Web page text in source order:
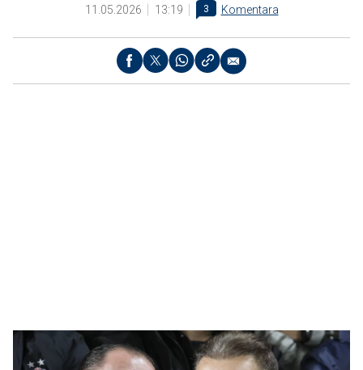
11.05.2026 13:19 3 Komentara